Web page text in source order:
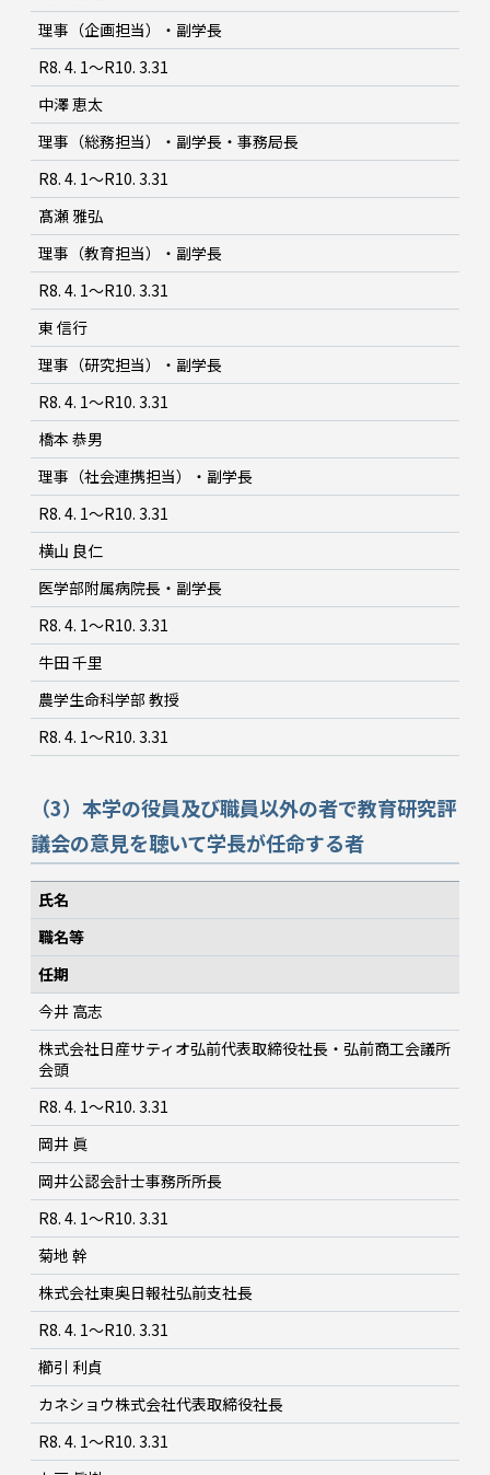
理事（企画担当）・副学長
R8. 4. 1～R10. 3.31
中澤 恵太
理事（総務担当）・副学長・事務局長
R8. 4. 1～R10. 3.31
髙瀬 雅弘
理事（教育担当）・副学長
R8. 4. 1～R10. 3.31
東 信行
理事（研究担当）・副学長
R8. 4. 1～R10. 3.31
橋本 恭男
理事（社会連携担当）・副学長
R8. 4. 1～R10. 3.31
横山 良仁
医学部附属病院長・副学長
R8. 4. 1～R10. 3.31
牛田 千里
農学生命科学部 教授
R8. 4. 1～R10. 3.31
（3）本学の役員及び職員以外の者で教育研究評
議会の意見を聴いて学長が任命する者
氏名
職名等
任期
今井 高志
株式会社日産サティオ弘前代表取締役社長・弘前商工会議所
会頭
R8. 4. 1～R10. 3.31
岡井 眞
岡井公認会計士事務所所長
R8. 4. 1～R10. 3.31
菊地 幹
株式会社東奥日報社弘前支社長
R8. 4. 1～R10. 3.31
櫛引 利貞
カネショウ株式会社代表取締役社長
R8. 4. 1～R10. 3.31